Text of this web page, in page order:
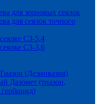
для зерновых сеялок
для сеялок точного
СЗ-5,4
СЗ-3,6
(Дезинвазия)
Дазомет (тиазон,